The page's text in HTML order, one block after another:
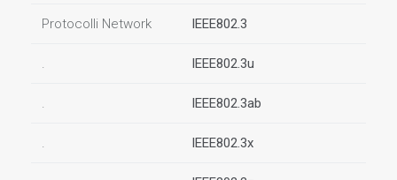
Protocolli Network IEEE802.3
. IEEE802.3u
. IEEE802.3ab
. IEEE802.3x